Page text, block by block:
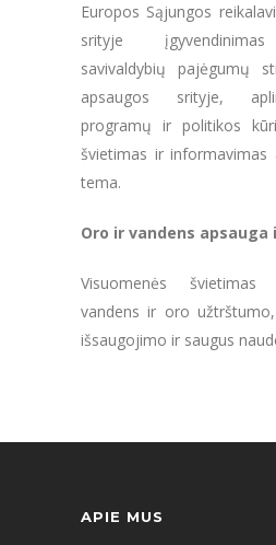
Europos Sąjungos
srityje įgyvendinimas
savivaldybių pajėgumų
apsaugos srityje,
programų ir politikos
švietimas ir informavimas
tema.
Oro ir vandens apsauga
Visuomenės
vandens ir oro
išsaugojimo ir saugus
APIE MUS